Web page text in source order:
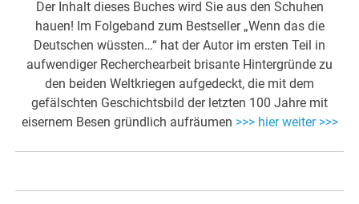
Der Inhalt dieses Buches wird Sie aus den Schuhen
hauen! Im Folgeband zum Bestseller „Wenn das die
Deutschen wüssten…“ hat der Autor im ersten Teil in
aufwendiger Recherchearbeit brisante Hintergründe zu
den beiden Weltkriegen aufgedeckt, die mit dem
gefälschten Geschichtsbild der letzten 100 Jahre mit
eisernem Besen gründlich aufräumen >>> hier weiter >>>